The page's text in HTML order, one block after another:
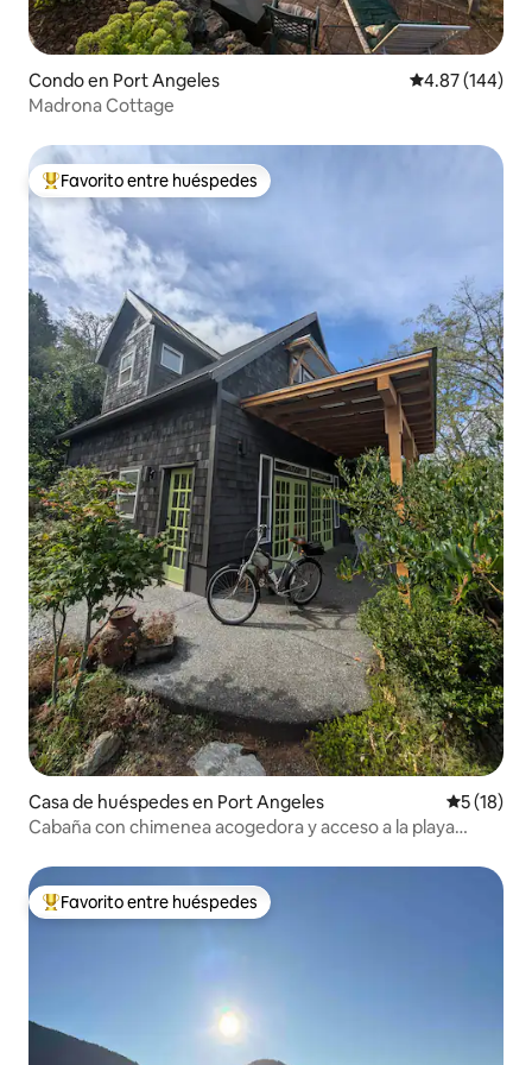
Condo en Port Angeles Calificación
4.87 (144)
Madrona Cottage
Favorito entre huéspedes preferido
Favorito entre huéspedes
Casa de huéspedes en Port Angeles
5 (18)
Cabaña con chimenea acogedora y acceso a la playa
Favorito entre huéspedes preferido
Favorito entre huéspedes